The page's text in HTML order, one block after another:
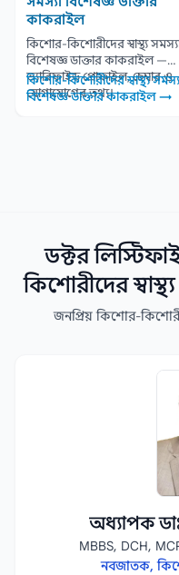
কাকরাইল
কিশোর-কিশোরীদের স্বাস্থ্য
বিশেষজ্ঞ ডাক্তার কাকরাইল —
ভ্যারিফাইড প্রোফাইল, চেম্বার ও
যোগাযোগের তথ্য।
কিশোর-কিশোরীদের স্বাস্থ্য
বিশেষজ্ঞ ডাক্তার কাকরাইল →
ডক্টর
কিশোরীদের
জনপ্রিয় কিশোর-
অধ্যাপক
MBBS, DCH,
নবজাতক,